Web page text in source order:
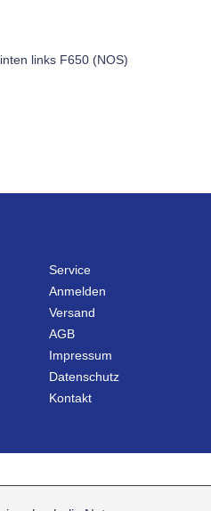
links F650 (NOS)
Service
Anmelden
Versand
AGB
Impressum
Datenschutz
Kontakt